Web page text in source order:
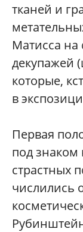
тканей и
Матисса на
декупажей
которые,
в
Первая
под знаком
страстных
числились